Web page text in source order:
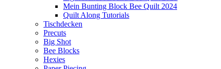
Mein Bunting Block Bee Quilt 2024
Quilt Along Tutorials
Tischdecken
Precuts
Big Shot
Bee Blocks
Hexies